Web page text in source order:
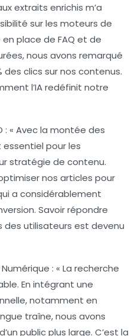
extraits enrichis m’a
sur les moteurs de
en place de FAQ et de
nous avons remarqué
clics sur nos contenus.
l’IAredéfinit notre
: « Avec la montée des
essentiel pour les
stratégie de contenu.
nos articles pour
a considérablement
Savoir répondre
utilisateurs est devenu
: « La recherche
En intégrant une
, notamment en
traîne, nous avons
public plus large. C’est la